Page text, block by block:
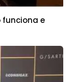
funciona e